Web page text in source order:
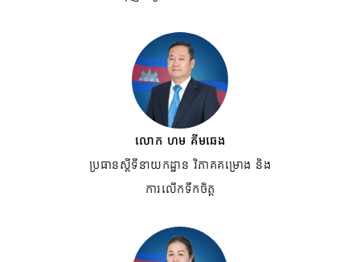
លោក ហម គីមឆេង
ប្រធានស្តីទីនាយកដ្ឋាន វិភាគគម្រោង និង
ការលើកទឹកចិត្ត